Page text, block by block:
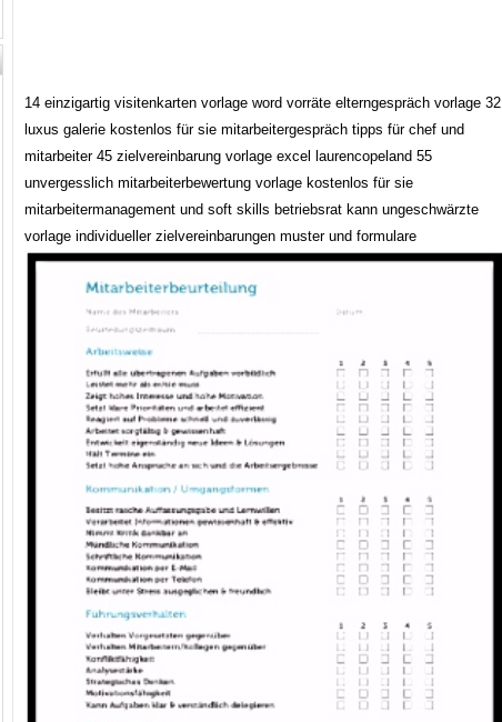
14 einzigartig visitenkarten vorlage word vorräte elterngespräch vorlage 32
luxus galerie kostenlos für sie mitarbeitergespräch tipps für chef und
mitarbeiter 45 zielvereinbarung vorlage excel laurencopeland 55
unvergesslich mitarbeiterbewertung vorlage kostenlos für sie
mitarbeitermanagement und soft skills betriebsrat kann ungeschwärzte
vorlage individueller zielvereinbarungen muster und formulare